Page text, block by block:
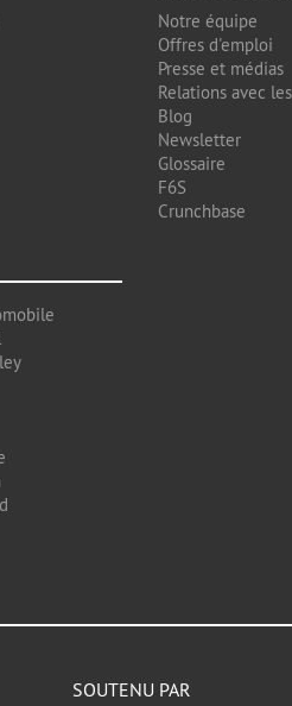
Notre équipe
Offres d'emploi
Presse et médias
Relations avec
Blog
Newsletter
Glossaire
F6S
Crunchbase
SOUTENU PAR